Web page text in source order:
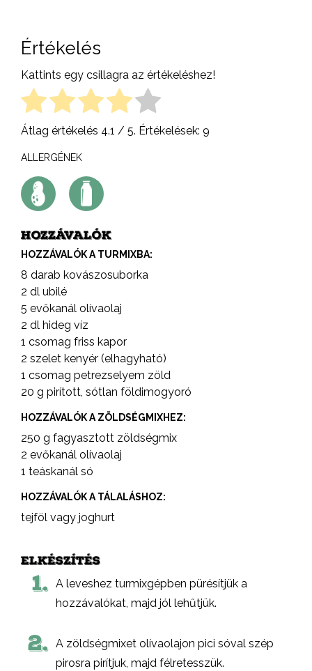
Értékelés
Kattints egy csillagra az értékeléshez!
Átlag értékelés 4.1 / 5. Értékelések: 9
ALLERGÉNEK
HOZZÁVALÓK
HOZZÁVALÓK A TURMIXBA:
8 darab kovászosuborka
2 dl ubilé
5 evőkanál olívaolaj
2 dl hideg víz
1 csomag friss kapor
2 szelet kenyér (elhagyható)
1 csomag petrezselyem zöld
20 g pirított, sótlan földimogyoró
HOZZÁVALÓK A ZÖLDSÉGMIXHEZ:
250 g fagyasztott zöldségmix
2 evőkanál olívaolaj
1 teáskanál só
HOZZÁVALÓK A TÁLALÁSHOZ:
tejföl vagy joghurt
ELKÉSZÍTÉS
1. A leveshez turmixgépben pürésítjük a
hozzávalókat, majd jól lehűtjük.
2. A zöldségmixet olívaolajon pici sóval szép
pirosra pirítjuk, majd félretesszük.